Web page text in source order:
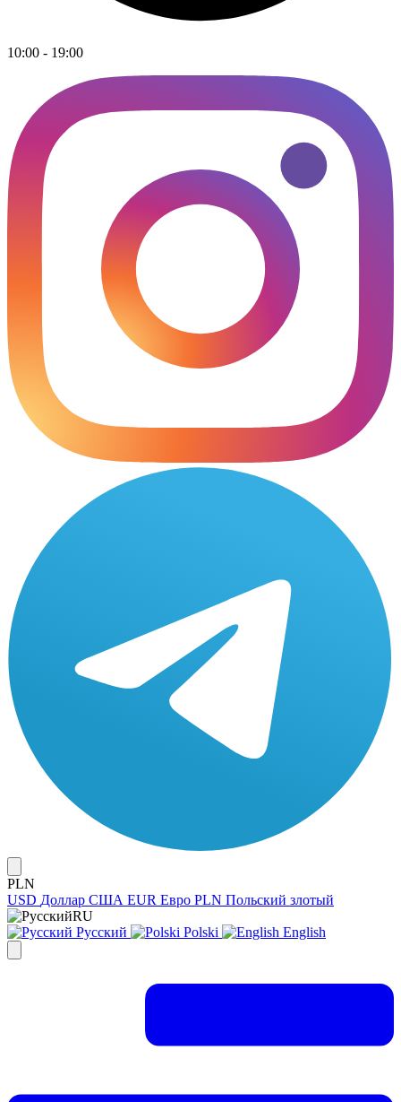
10:00 - 19:00
PLN
USD Доллар США EUR Евро PLN Польский злотый
RU
Русский
Polski English